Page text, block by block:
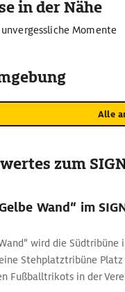
in der Nähe
Momente
Alle
zum
Wand“ im
wird die Südtribüne
Stehplatztribüne
Fußballtrikots in der